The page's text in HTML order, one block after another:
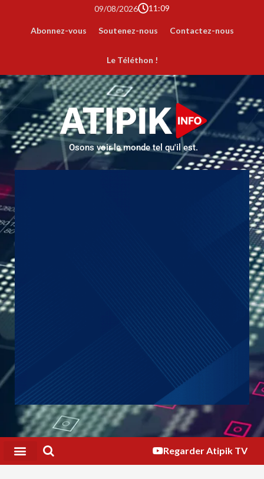
09/08/2026 11:09
Abonnez-vous Soutenez-nous Contactez-nous
Le Téléthon !
Osons voir le monde tel qu'il est.
Regarder Atipik TV